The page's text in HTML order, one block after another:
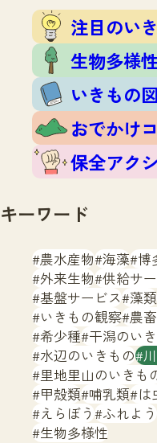
おでかけコー
保全アクショ
調査レポート
調査結果
ふくおかいき
マッチング
マッチング
掲載申し込み
お問合せ
生物多様性ふくお
サイ
注目のい
生物多様
いきもの
おでかけ
保全アク
キーワード
農水産物 海藻 博
外来生物 供給サ
基盤サービス 藻類
いきもの観察 農
希少種 干潟のい
水辺のいきもの
里地里山のいきも
甲殻類 哺乳類 は
えらぼう ふれよう
生物多様性